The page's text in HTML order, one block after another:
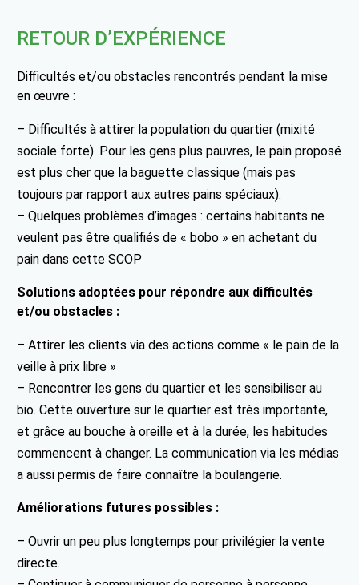
RETOUR D’EXPÉRIENCE
Difficultés et/ou obstacles rencontrés pendant la mise
en œuvre :
– Difficultés à attirer la population du quartier (mixité
sociale forte). Pour les gens plus pauvres, le pain proposé
est plus cher que la baguette classique (mais pas
toujours par rapport aux autres pains spéciaux).
– Quelques problèmes d’images : certains habitants ne
veulent pas être qualifiés de « bobo » en achetant du
pain dans cette SCOP
Solutions adoptées pour répondre aux difficultés
et/ou obstacles :
– Attirer les clients via des actions comme « le pain de la
veille à prix libre »
– Rencontrer les gens du quartier et les sensibiliser au
bio. Cette ouverture sur le quartier est très importante,
et grâce au bouche à oreille et à la durée, les habitudes
commencent à changer. La communication via les médias
a aussi permis de faire connaître la boulangerie.
Améliorations futures possibles :
– Ouvrir un peu plus longtemps pour privilégier la vente
directe.